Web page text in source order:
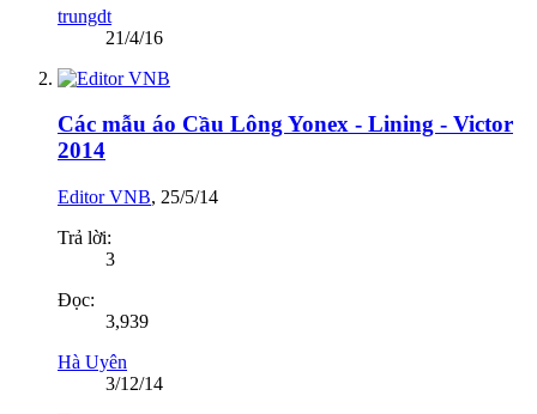
trungdt
21/4/16
Các mẫu áo Cầu Lông Yonex - Lining - Victor
2014
Editor VNB, 25/5/14
Trả lời:
3
Đọc:
3,939
Hà Uyên
3/12/14